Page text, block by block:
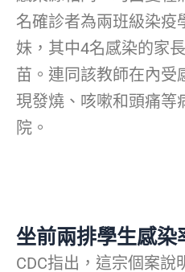
名確診者為兩班級染疫
妹，其中4名感染的家
苗。連同該教師在內受
現發燒、咳嗽和頭痛等
院。
坐前兩排學生感染
CDC指出，這宗個案說